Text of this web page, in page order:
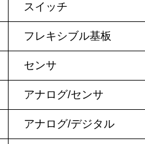
スイッチ
フレキシブル基板
センサ
アナログ/センサ
アナログ/デジタル